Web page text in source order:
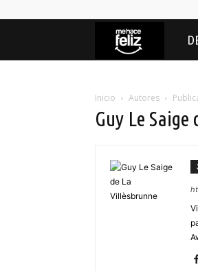
Me
feliz
Inicio Autores
Guy Le